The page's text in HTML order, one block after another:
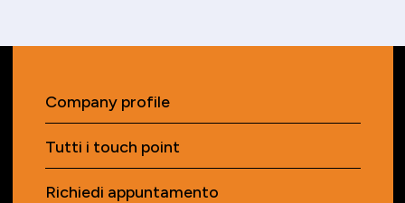
Company profile
Tutti i touch point
Richiedi appuntamento